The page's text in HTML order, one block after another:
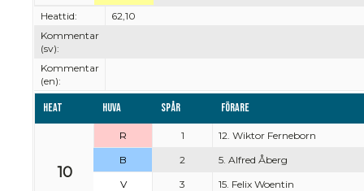
Heattid:
62,10
Kommentar
(sv):
Kommentar
(en):
Heat Huva Spår Förare
10
R 1
12. Wiktor Ferneborn
B
2
5. Alfred Åberg
V
3
15. Felix Woentin